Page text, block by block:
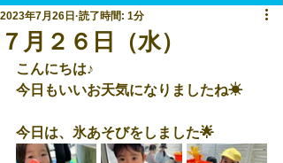
７月２６日（水）
2023年7月26日 読了時間: 1分
こんにちは♪
今日もいいお天気になりましたね☀
今日は、氷あそびをしました🌟